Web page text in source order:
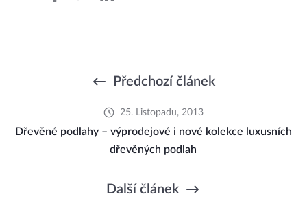
Předchozí článek
25. Listopadu, 2013
Dřevěné podlahy – výprodejové i nové kolekce luxusních
dřevěných podlah
Další článek